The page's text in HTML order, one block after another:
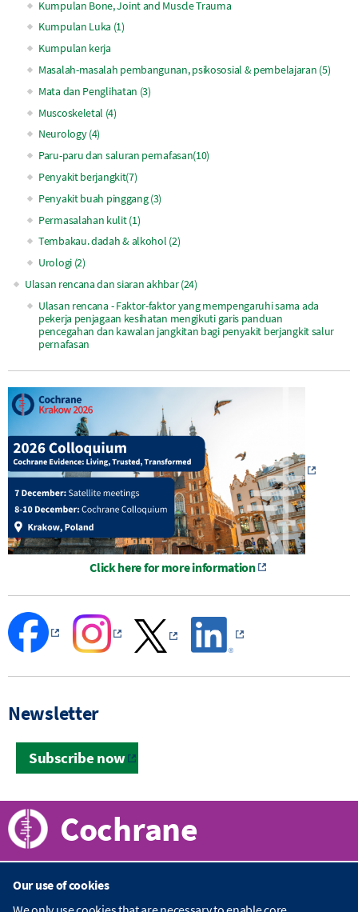
Kumpulan Bone, Joint and Muscle Trauma
Kumpulan Luka (1)
Kumpulan kerja
Masalah-masalah pembangunan, psikososial & pembelajaran (5)
Mata dan Penglihatan (3)
Muscoskeletal (4)
Neurology (4)
Paru-paru dan saluran pernafasan(10)
Penyakit berjangkit(7)
Penyakit buah pinggang (3)
Permasalahan kulit (1)
Tembakau. dadah & alkohol (2)
Urologi (2)
Ulasan rencana dan siaran akhbar (24)
Ulasan rencana - Faktor-faktor yang mempengaruhi sama ada
pekerja penjagaan kesihatan mengikuti garis panduan
pencegahan dan kawalan jangkitan bagi penyakit berjangkit salur
pernafasan
Click here for more information
Newsletter
Subscribe now
Cochrane
About Cochrane
Our use of cookies